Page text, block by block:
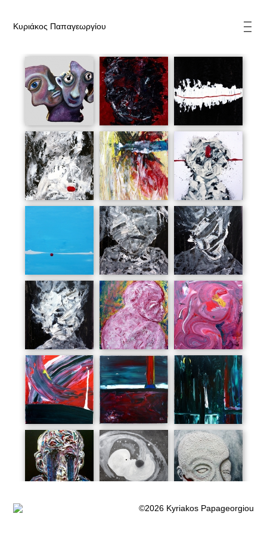
Κυριάκος Παπαγεωργίου | | |
Άτιτλο Άτιτλο Άτιτλο
Άτιτλο Άτιτλο Άτιτλο
Άτιτλο Άτιτλο Άτιτλο
Άτιτλο Άτιτλο Άτιτλο
Άτιτλο Άτιτλο Άτιτλο
Άτιτλο Έμβρυο Άτιτλο
©2026 Kyriakos Papageorgiou